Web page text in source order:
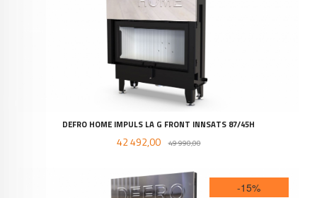
DEFRO HOME IMPULS LA G FRONT INNSATS 87/45H
Tilbud
42 492,00 49 990,00Rabatt
-15%